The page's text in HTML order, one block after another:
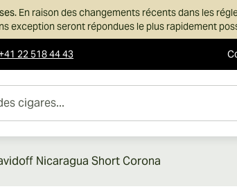
En raison des changements récents dans les
exception seront répondues le plus rapidement
22 518 44 43
Nicaragua Short Corona